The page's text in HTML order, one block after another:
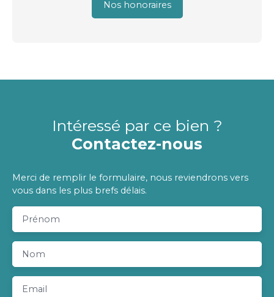
Nos honoraires
Intéressé par ce bien ?
Contactez-nous
Merci de remplir le formulaire, nous reviendrons vers
vous dans les plus brefs délais.
Prénom
Nom
Email